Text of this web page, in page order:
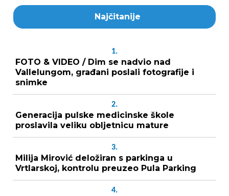
Najčitanije
1.
FOTO & VIDEO / Dim se nadvio nad
Vallelungom, građani poslali fotografije i
snimke
2.
Generacija pulske medicinske škole
proslavila veliku obljetnicu mature
3.
Milija Mirović deložiran s parkinga u
Vrtlarskoj, kontrolu preuzeo Pula Parking
4.